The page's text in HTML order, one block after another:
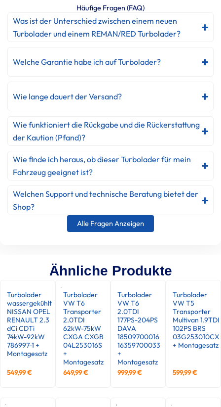
Häufige Fragen (FAQ)
Was ist der Unterschied zwischen einem neuen
Turbolader und einem REMAN/RED Turbolader?
Welche Garantie habe ich auf Turbolader?
Wie lange dauert der Versand?
Wie funktioniert die Rückgabe und die Rückerstattung
der Kaution (Pfand)?
Wie finde ich heraus, ob dieser Turbolader für mein
Fahrzeug geeignet ist?
Welchen Support und technische Beratung bietet der
Shop?
Alle Fragen Anzeigen
Ähnliche Produkte
Turbolader
wassergekühlt
NISSAN OPEL
RENAULT 2.3
dCi CDTi
74kW-92kW
786997-1 +
Montagesatz
549,99€
Turbolader
VW T6
Transporter
2.0TDI
62kW-75kW
CXGA CXGB
04L253016S
+
Montagesatz
649,99€
Turbolader
VW T6
2.0TDI
177PS-204PS
DAVA
18509700016
16359700033
+
Montagesatz
999,99€
Turbolader
VW T5
Transporter
Multivan 1.9TDI
102PS BRS
03G253010CX
+ Montagesatz
599,99€